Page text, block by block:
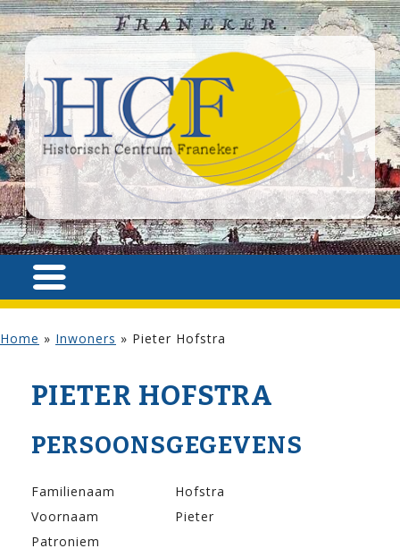
Home » Inwoners » Pieter Hofstra
PIETER HOFSTRA
PERSOONSGEGEVENS
Familienaam
Hofstra
Voornaam
Pieter
Patroniem